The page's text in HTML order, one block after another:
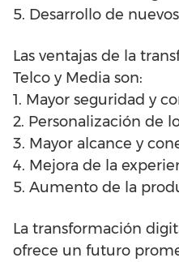
5. Desarrollo de
Las ventajas de la
Telco y Media son:
1. Mayor seguridad y
2. Personalización de
3. Mayor alcance y
4. Mejora de la
5. Aumento de la
La transformación
ofrece un futuro